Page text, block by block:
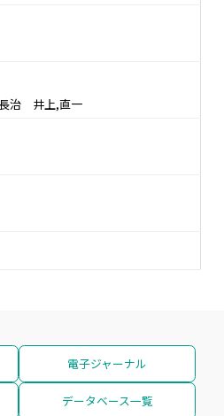
治 井上,直一
電子ジャーナル
データベース一覧